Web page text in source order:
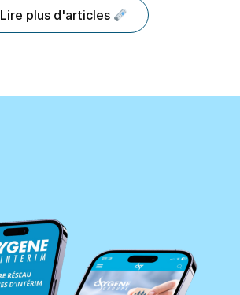
Lire plus d'articles